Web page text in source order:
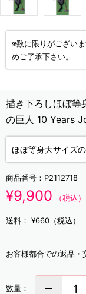
※数に限りがござい
めご了承下さい。
描き下ろしほぼ等
の巨人 10 Years
ほぼ等身大サイズ
商品番号： P2112718
¥9,900 （税込）
送料： ¥660（税込）
お客様都合での返品・
数量：